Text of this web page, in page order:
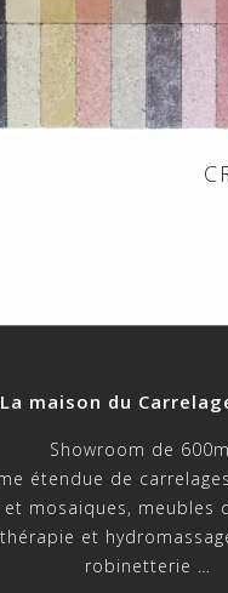
La maison du
Showroom de
étendue de
et mosaiques, meubles
et
robinetterie …